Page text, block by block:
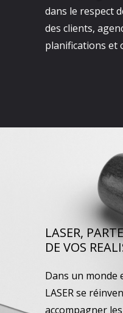
dans le respect
des clients,
planifications et
LASER,
DE VOS
Dans un monde
LASER se
accompagner